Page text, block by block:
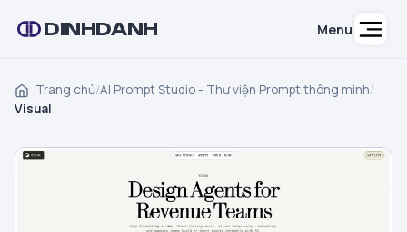
DINHDANH Menu
Trang chủ/AI Prompt Studio - Thư viện Prompt thông minh/
Visual